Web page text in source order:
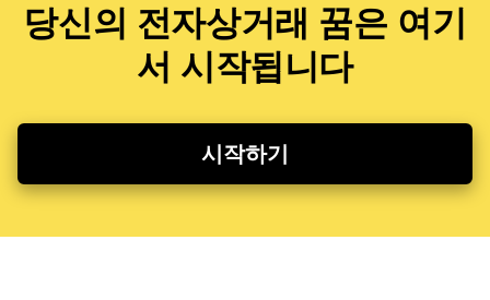
당신의 전자상거래 꿈은 여기
서 시작됩니다
시작하기